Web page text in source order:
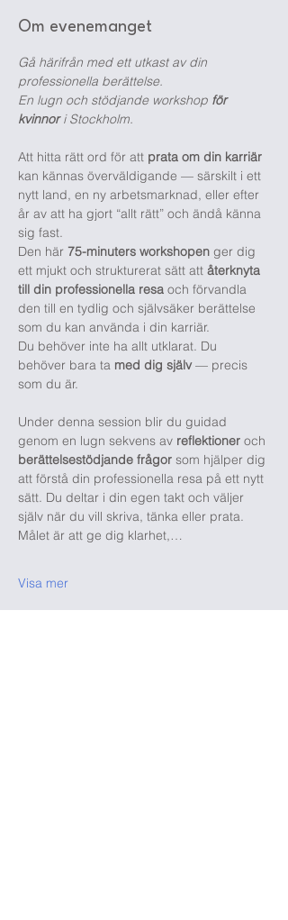
Om evenemanget
Gå härifrån med ett utkast av din
professionella berättelse.
En lugn och stödjande workshop för
kvinnor i Stockholm.
Att hitta rätt ord för att prata om din karriär
kan kännas överväldigande — särskilt i ett
nytt land, en ny arbetsmarknad, eller efter
år av att ha gjort “allt rätt” och ändå känna
sig fast.
Den här 75-minuters workshopen ger dig
ett mjukt och strukturerat sätt att återknyta
till din professionella resa och förvandla
den till en tydlig och självsäker berättelse
som du kan använda i din karriär.
Du behöver inte ha allt utklarat. Du
behöver bara ta med dig själv — precis
som du är.
Under denna session blir du guidad
genom en lugn sekvens av reflektioner och
berättelse­stödjande frågor som hjälper dig
att förstå din professionella resa på ett nytt
sätt. Du deltar i din egen takt och väljer
själv när du vill skriva, tänka eller prata.
Målet är att ge dig klarhet,…
Visa mer